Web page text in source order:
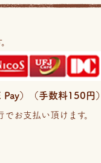
）（手数料150円）
お支払い頂けます。